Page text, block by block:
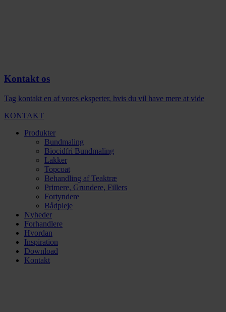
Kontakt os
Tag kontakt en af vores eksperter, hvis du vil have mere at vide
KONTAKT
Produkter
Bundmaling
Biocidfri Bundmaling
Lakker
Topcoat
Behandling af Teaktræ
Primere, Grundere, Fillers
Fortyndere
Bådpleje
Nyheder
Forhandlere
Hvordan
Inspiration
Download
Kontakt